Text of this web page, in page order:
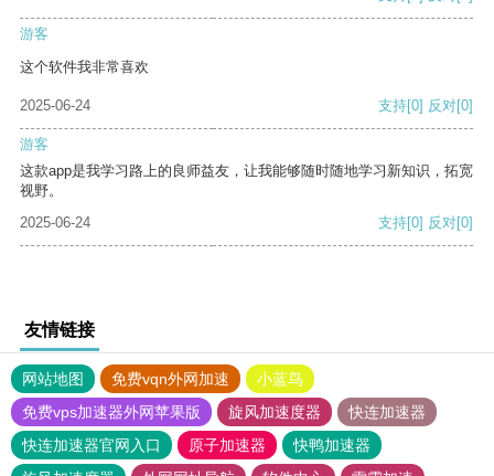
游客
这个软件我非常喜欢
2025-06-24 支持[0] 反对[0]
游客
这款app是我学习路上的良师益友，让我能够随时随地学习新知识，拓宽
视野。
2025-06-24
支持[0] 反对[0]
友情链接
网站地图 免费vqn外网加速
小蓝鸟
免费vps加速器外网苹果版
旋风加速度器
快连加速器
快连加速器官网入口
原子加速器
快鸭加速器